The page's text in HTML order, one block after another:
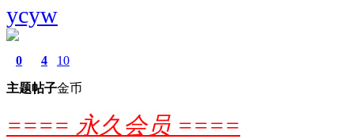
ycyw
0
主题
4
帖子
10
金币
==== 永久会员 ====